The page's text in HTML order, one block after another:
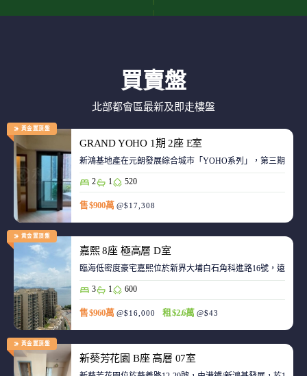
買賣盤
北部都會區最新及即走樓盤
黃金置頂盤
GRAND YOHO 1期 2座 E室
2 1 520
售 $900萬 @$17,308
黃金置頂盤
嘉熙 8座 極高層 D室
臨海低密度豪宅嘉熙位於新界大埔白石角科進路16號，遠離
3 1 600
售 $960萬 @$16,000 租 $2.6萬 @$43
黃金置頂盤
新葵芳花園 B座 高層 07室